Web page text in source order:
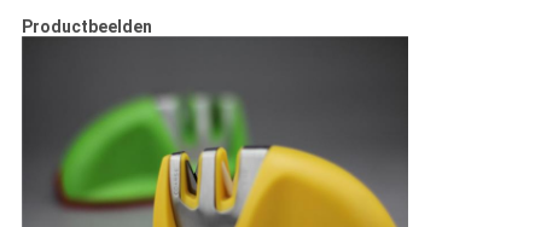
Productbeelden